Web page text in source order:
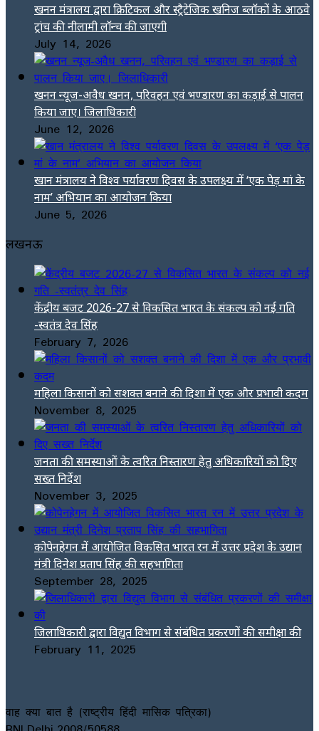
खनन मंत्रालय द्वारा क्रिटिकल और स्ट्रैटेजिक खनिज ब्लॉकों के आठवे
ट्रांच की नीलामी लॉन्च की जाएगी
July 14, 2026
खनन न्यूज-अवैध खनन, परिवहन एवं भण्डारण का कड़ाई से पालन
किया जाए। जिलाधिकारी
June 12, 2026
खान मंत्रालय ने विश्व पर्यावरण दिवस के उपलक्ष्य में ‘एक पेड़ मां के
नाम’ अभियान का आयोजन किया
June 5, 2026
लखनऊ
केंद्रीय बजट 2026-27 से विकसित भारत के संकल्प को नई गति
-स्वतंत्र देव सिंह
February 7, 2026
महिला किसानों को सशक्त बनाने की दिशा में एक और प्रभावी कदम
November 8, 2025
जनता की समस्याओं के त्वरित निस्तारण हेतु अधिकारियों को दिए
सख्त निर्देश
November 3, 2025
कोपेनहेगन में आयोजित विकसित भारत रन में उत्तर प्रदेश के उद्यान
मंत्री दिनेश प्रताप सिंह की सहभागिता
September 28, 2025
जिलाधिकारी द्वारा विद्युत विभाग से संबंधित प्रकरणों की समीक्षा की
February 11, 2025
वाह क्या बात है (राष्ट्रीय हिंदी मासिक पत्रिका)